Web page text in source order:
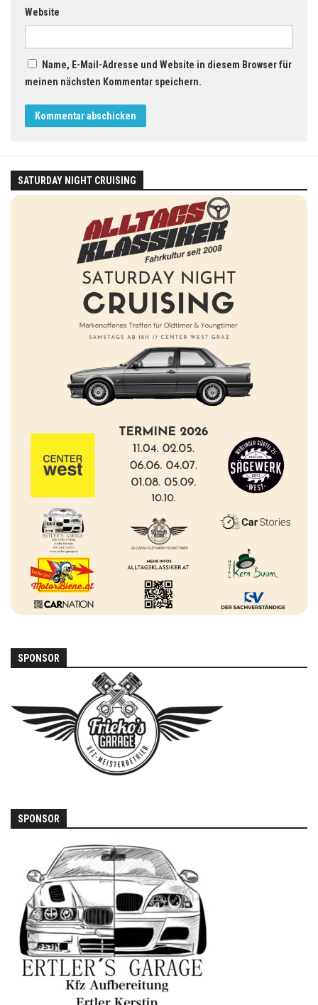
Website
Name, E-Mail-Adresse und Website in diesem Browser für
meinen nächsten Kommentar speichern.
SATURDAY NIGHT CRUISING
SPONSOR
SPONSOR